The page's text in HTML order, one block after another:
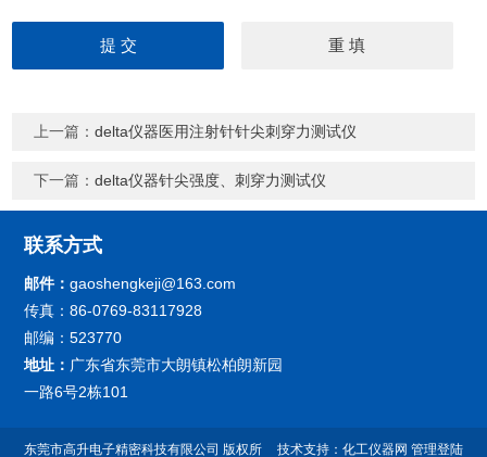
上一篇：delta仪器医用注射针针尖刺穿力测试仪
下一篇：delta仪器针尖强度、刺穿力测试仪
联系方式
邮件：gaoshengkeji@163.com
传真：86-0769-83117928
邮编：523770
地址： 广东省东莞市大朗镇松柏朗新园
一路6号2栋101
技术支持： 化工仪器网 管理登陆
东莞市高升电子精密科技有限公司 版权所